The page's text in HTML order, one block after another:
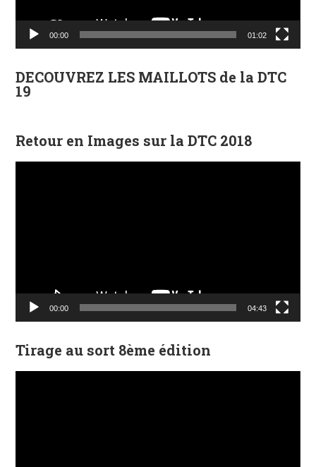
00:00 01:02
DECOUVREZ LES MAILLOTS de la DTC
19
Retour en Images sur la DTC 2018
00:00 04:43
Tirage au sort 8ème édition